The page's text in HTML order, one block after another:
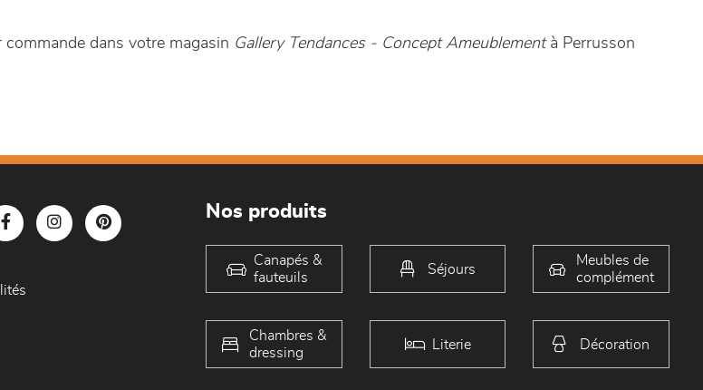
dans votre magasin Gallery Tendances - Concept Ameublement à Perrusson
Nos produits
Canapés &
fauteuils
Séjours
Meubles de
complément
Chambres &
dressing
Literie Décoration